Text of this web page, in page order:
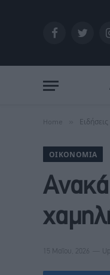
FacebookTwitter
Home Ειδήσεις
ΟΙΚΟΝΟΜΊΑ
15 Μαΐου, 2026